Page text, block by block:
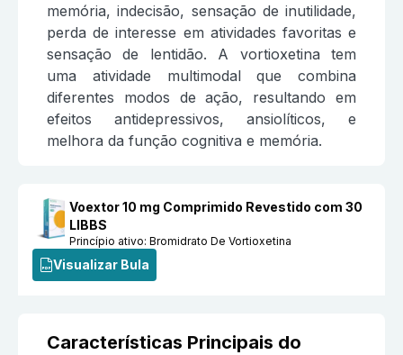
memória, indecisão, sensação de inutilidade,
perda de interesse em atividades favoritas e
sensação de lentidão. A vortioxetina tem
uma atividade multimodal que combina
diferentes modos de ação, resultando em
efeitos antidepressivos, ansiolíticos, e
melhora da função cognitiva e memória.
Voextor 10 mg Comprimido Revestido com 30
LIBBS
Princípio ativo: Bromidrato De Vortioxetina
Visualizar Bula
Características Principais do